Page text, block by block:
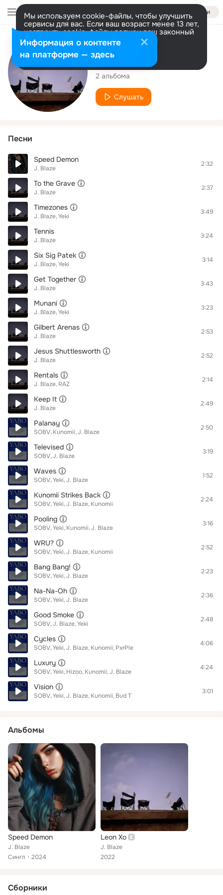
Войти
Мы используем cookie-файлы, чтобы улучшить
сервисы для вас. Если ваш возраст менее 13 лет,
настроить cookie-файлы должен ваш законный
представитель. Больше информации
Разрешить все Настроить
Исполнитель
J. Blaze
2 альбома
Слушать
Песни
Speed Demon
J. Blaze
2:32
To the Grave
J. Blaze
2:37
Timezones
J. Blaze Yeki
3:49
Tennis
J. Blaze
3:24
Six Sig Patek
J. Blaze Yeki
3:14
Get Together
J. Blaze
3:43
Munani
J. Blaze Yeki
3:23
Gilbert Arenas
J. Blaze
2:53
Jesus Shuttlesworth
J. Blaze
2:52
Rentals
J. Blaze RAZ
2:14
Keep It
J. Blaze
2:49
Palanay
SOBV Kunomii J. Blaze
2:50
Televised
SOBV J. Blaze
3:19
Waves
SOBV Yeki J. Blaze
1:52
Kunomii Strikes Back
SOBV Yeki J. Blaze Kunomii
2:24
Pooling
SOBV Yeki Kunomii J. Blaze
3:16
WRU?
SOBV Yeki J. Blaze Kunomii
2:52
Bang Bang!
SOBV Yeki J. Blaze
2:23
Na-Na-Oh
SOBV Yeki J. Blaze
2:36
Good Smoke
SOBV J. Blaze Yeki
2:48
Cycles
SOBV Yeki J. Blaze Kunomii PxrPle
4:06
Luxury
SOBV Yeki Hizoo Kunomii J. Blaze
4:24
Vision
SOBV Yeki J. Blaze Kunomii Bud T
3:01
Альбомы
Speed Demon
J. Blaze
Сингл
2024
Leon Xo
J. Blaze
2022
Сборники
Информация о контенте
на платформе — здесь